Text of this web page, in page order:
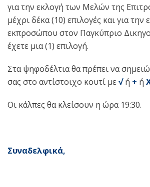
για την εκλογή των Μελών της
μέχρι δέκα (10) επιλογές και για την
εκπροσώπου στον Παγκύπριο
έχετε μια (1) επιλογή.
Στα ψηφοδέλτια θα πρέπει να
σας στο αντίστοιχο κουτί με√ή + ή
Οι κάλπες θα κλείσουν η ώρα 19:30.
Συναδελφικά,